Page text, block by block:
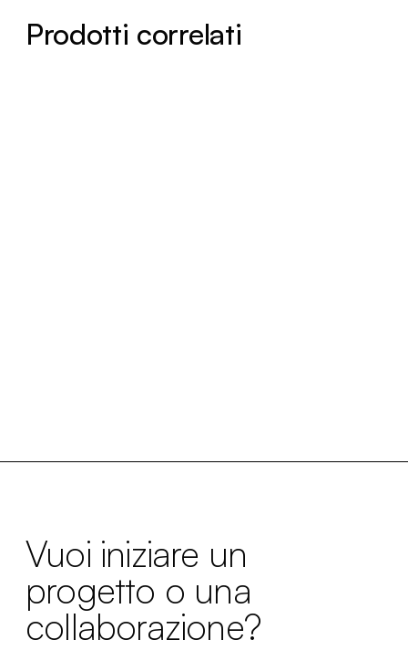
Prodotti correlati
Vuoi iniziare un
progetto o una
collaborazione?